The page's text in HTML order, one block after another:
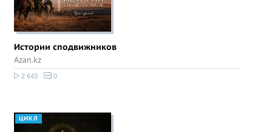
Истории сподвижников
Azan.kz
2 643 0
ЦИКЛ